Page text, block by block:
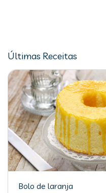
Últimas Receitas
Bolo de laranja